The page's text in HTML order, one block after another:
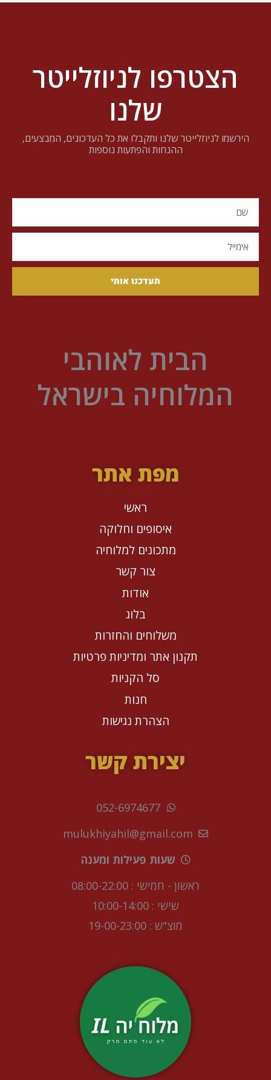
הצטרפו לניוזלייטר
שלנו
הירשמו לניוזלייטר שלנו ותקבלו את כל העדכונים, המבצעים,
ההנחות והפתעות נוספות
תעדכנו אותי
הבית לאוהבי
המלוחיה בישראל
מפת אתר
ראשי
איסופים וחלוקה
מתכונים למלוחיה
צור קשר
אודות
בלוג
משלוחים והחזרות
תקנון אתר ומדיניות פרטיות
סל הקניות
חנות
הצהרת נגישות
יצירת קשר
052-6974677
mulukhiyahil@gmail.com
שעות פעילות ומענה
ראשון - חמישי : 08:00-22:00
שישי : 10:00-14:00
מוצ"ש : 19-00-23:00